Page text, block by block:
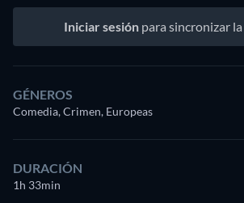
Iniciar sesión para sincronizar
GÉNEROS
Comedia, Crimen, Europeas
DURACIÓN
1h 33min